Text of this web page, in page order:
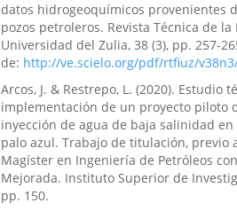
datos hidrogeoquímicos provenientes
pozos petroleros. Revista Técnica de
Universidad del Zulia, 38 (3), pp. 257-
de: http://ve.scielo.org/pdf/rtfiuz/
Arcos, J. & Restrepo, L. (2020). Estudio
implementación de un proyecto piloto
inyección de agua de baja salinidad
palo azul. Trabajo de titulación, previo
Magíster en Ingeniería de Petróleos
Mejorada. Instituto Superior de
pp. 150.